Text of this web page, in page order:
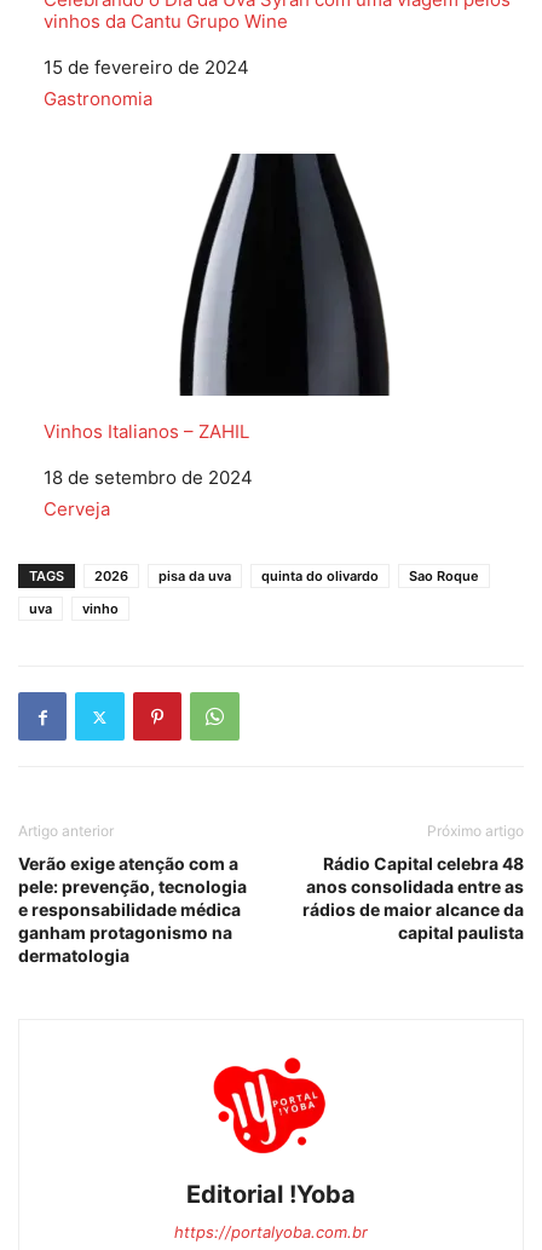
vinhos da Cantu Grupo Wine
Data
15 de fevereiro de 2024
Em relação a
Gastronomia
Vinhos Italianos – ZAHIL
Data
18 de setembro de 2024
Em relação a
Cerveja
TAGS 2026 pisa da uva quinta do olivardo
Sao Roque
uva
vinho
Artigo anterior
Verão exige atenção com a
pele: prevenção, tecnologia
e responsabilidade médica
ganham protagonismo na
dermatologia
Próximo artigo
Rádio Capital celebra 48
anos consolidada entre as
rádios de maior alcance da
capital paulista
Editorial !Yoba
https://portalyoba.com.br